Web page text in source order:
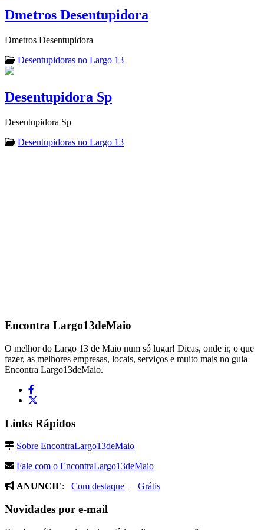
Dmetros Desentupidora
Dmetros Desentupidora
Desentupidoras no Largo 13
Desentupidora Sp
Desentupidora Sp
Desentupidoras no Largo 13
Encontra Largo13deMaio
O melhor do Largo 13 de Maio num só lugar! Dicas, onde ir, o que
fazer, as melhores empresas, locais, serviços e muito mais no guia
Encontra Largo13deMaio.
Links Rápidos
Sobre EncontraLargo13deMaio
Fale com o EncontraLargo13deMaio
ANUNCIE: Com destaque | Grátis
Novidades por e-mail